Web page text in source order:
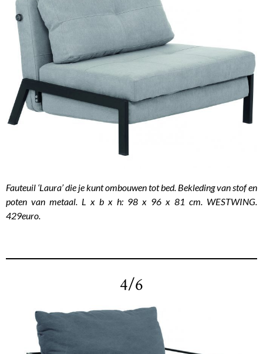
Fauteuil ‘Laura’ die je kunt ombouwen tot bed. Bekleding van stof en
poten van metaal. L x b x h: 98 x 96 x 81 cm. WESTWING.
429euro.
4/6